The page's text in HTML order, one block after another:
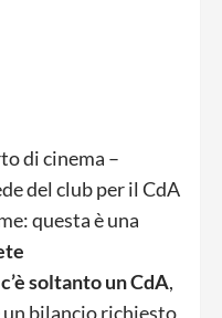
di cinema –
del club per il CdA
questa è una
soltanto un CdA,
bilancio richiesto